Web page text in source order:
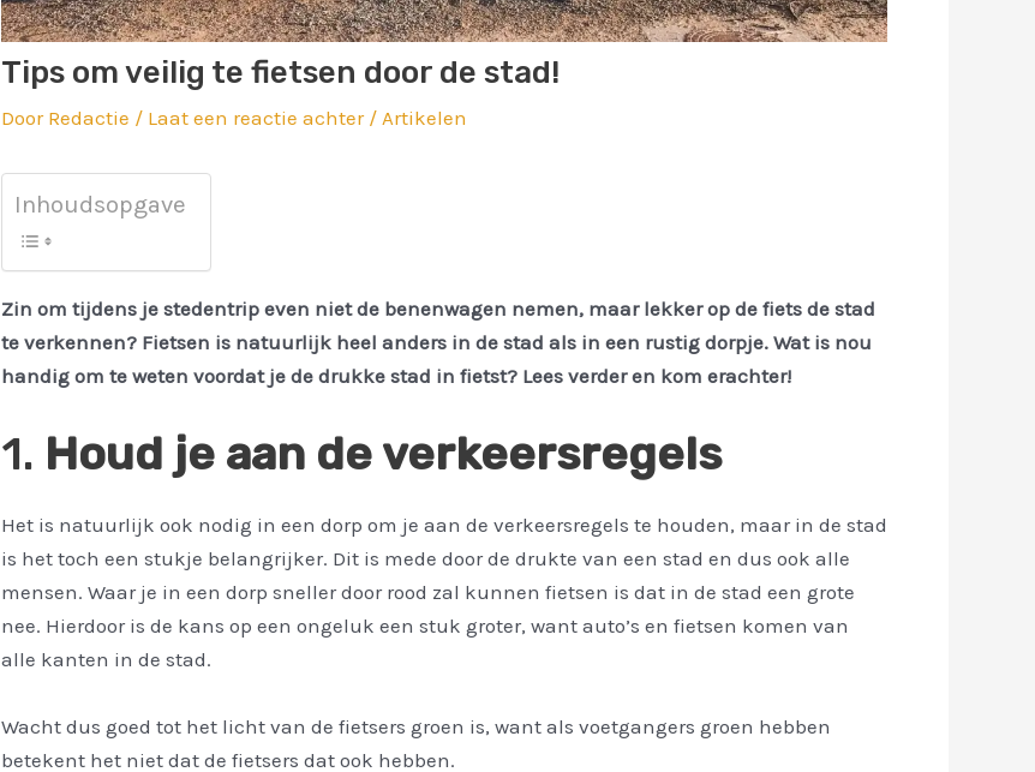
Tips om veilig te fietsen door de stad!
Door Redactie / Laat een reactie achter / Artikelen
Inhoudsopgave
Zin om tijdens je stedentrip even niet de benenwagen nemen, maar lekker op de fiets de stad
te verkennen? Fietsen is natuurlijk heel anders in de stad als in een rustig dorpje. Wat is nou
handig om te weten voordat je de drukke stad in fietst? Lees verder en kom erachter!
1. Houd je aan de verkeersregels
Het is natuurlijk ook nodig in een dorp om je aan de verkeersregels te houden, maar in de stad
is het toch een stukje belangrijker. Dit is mede door de drukte van een stad en dus ook alle
mensen. Waar je in een dorp sneller door rood zal kunnen fietsen is dat in de stad een grote
nee. Hierdoor is de kans op een ongeluk een stuk groter, want auto’s en fietsen komen van
alle kanten in de stad.
Wacht dus goed tot het licht van de fietsers groen is, want als voetgangers groen hebben
betekent het niet dat de fietsers dat ook hebben.